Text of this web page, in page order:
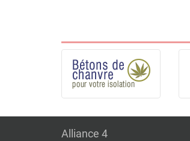
Alliance 4